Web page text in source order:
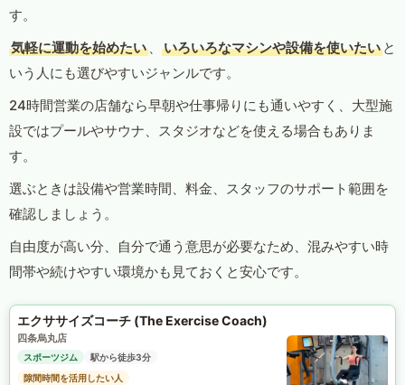
す。
気軽に運動を始めたい 、 いろいろなマシンや設備を使いたい と
いう人にも選びやすいジャンルです。
24時間営業の店舗なら早朝や仕事帰りにも通いやすく、大型施
設ではプールやサウナ、スタジオなどを使える場合もありま
す。
選ぶときは設備や営業時間、料金、スタッフのサポート範囲を
確認しましょう。
自由度が高い分、自分で通う意思が必要なため、混みやすい時
間帯や続けやすい環境かも見ておくと安心です。
エクササイズコーチ (The Exercise Coach)
四条烏丸店
スポーツジム
駅から徒歩3分
隙間時間を活用したい人